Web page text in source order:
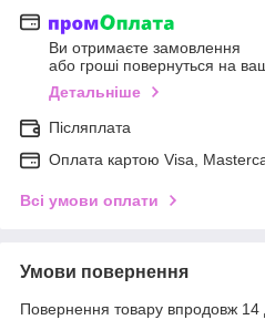
Ви отримаєте замовлення
або гроші повернуться на
Детальніше
Післяплата
Оплата картою Visa,
Всі умови оплати
Умови повернення
Повернення товару впродовж 14